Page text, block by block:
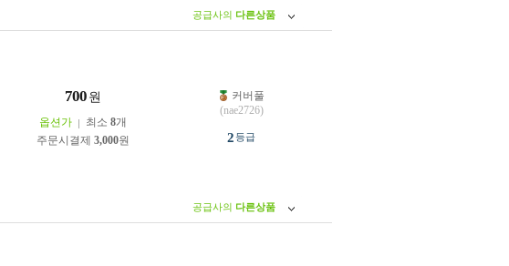
공급사의 다른상품
700 원
옵션가 최소 8개
주문시결제 3,000원
커버풀
(nae2726)
2등급
공급사의 다른상품